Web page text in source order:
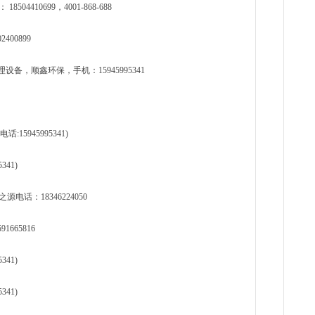
，4001-868-688
备，顺鑫环保，手机：15945995341
话:15945995341)
源电话：18346224050